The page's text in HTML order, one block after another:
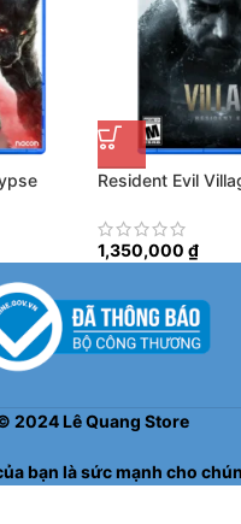
Resident Evil
1,350,000 ₫
2024Lê Quang Store
bạn là sức mạnh cho